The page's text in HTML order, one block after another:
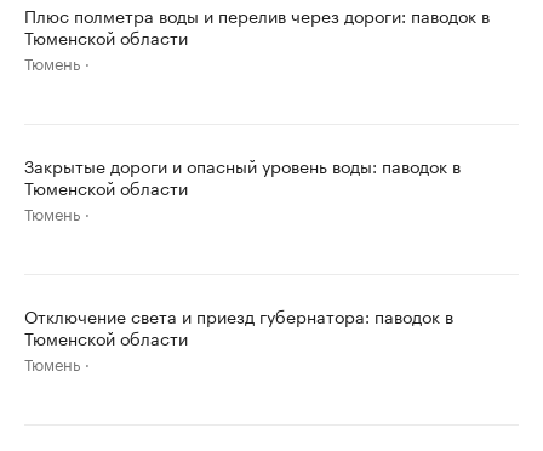
Плюс полметра воды и перелив через дороги: паводок в
Тюменской области
Тюмень
Закрытые дороги и опасный уровень воды: паводок в
Тюменской области
Тюмень
Отключение света и приезд губернатора: паводок в
Тюменской области
Тюмень